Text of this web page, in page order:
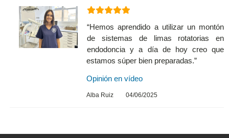
“Hemos aprendido a utilizar un montón
de sistemas de limas rotatorias en
endodoncia y a día de hoy creo que
estamos súper bien preparadas.”
Opinión en vídeo
Alba Ruiz 04/06/2025